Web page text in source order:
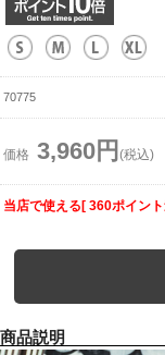
70775
価格 3,960円 (税込)
当店で使える[ 360ポイン
商品説明